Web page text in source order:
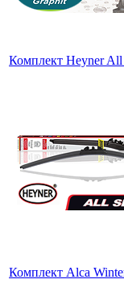
Комплект Heyner
Комплект Alca